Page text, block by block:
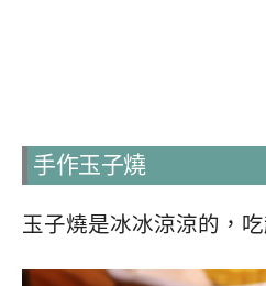
手作玉子燒
玉子燒是冰冰涼涼的，